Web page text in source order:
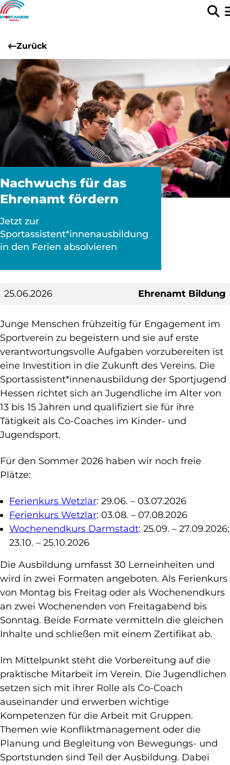
Zurück
Nachwuchs für das
Ehrenamt fördern
Jetzt zur
Sportassistent*innenausbildung
in den Ferien absolvieren
25.06.2026 Ehrenamt Bildung
Junge Menschen frühzeitig für Engagement im
Sportverein zu begeistern und sie auf erste
verantwortungsvolle Aufgaben vorzubereiten ist
eine Investition in die Zukunft des Vereins. Die
Sportassistent*innenausbildung der Sportjugend
Hessen richtet sich an Jugendliche im Alter von
13 bis 15 Jahren und qualifiziert sie für ihre
Tätigkeit als Co-Coaches im Kinder- und
Jugendsport.
Für den Sommer 2026 haben wir noch freie
Plätze:
Ferienkurs Wetzlar: 29.06. – 03.07.2026
Ferienkurs Wetzlar: 03.08. – 07.08.2026
Wochenendkurs Darmstadt: 25.09. – 27.09.2026;
23.10. – 25.10.2026
Die Ausbildung umfasst 30 Lerneinheiten und
wird in zwei Formaten angeboten. Als Ferienkurs
von Montag bis Freitag oder als Wochenendkurs
an zwei Wochenenden von Freitagabend bis
Sonntag. Beide Formate vermitteln die gleichen
Inhalte und schließen mit einem Zertifikat ab.
Im Mittelpunkt steht die Vorbereitung auf die
praktische Mitarbeit im Verein. Die Jugendlichen
setzen sich mit ihrer Rolle als Co-Coach
auseinander und erwerben wichtige
Kompetenzen für die Arbeit mit Gruppen.
Themen wie Konfliktmanagement oder die
Planung und Begleitung von Bewegungs- und
Sportstunden sind Teil der Ausbildung. Dabei